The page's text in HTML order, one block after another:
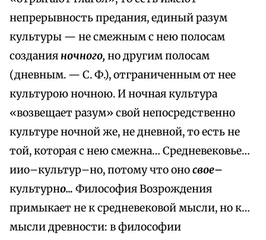
непрерывность предания, единый разум
культуры — не смежным с нею полосам
созданияночного, но другим полосам
(дневным. — С. Ф.), отграниченным от нее
культурою ночною. И ночная культура
«возвещает разум» свой непосредственно
культуре ночной же, не дневной, то есть не
той, которая с нею смежна… Средневековье…
иио–культур–но, потому что оносвое–
культурно… Философия Возрождения
примыкает не к средневековой мысли, но к…
мысли древности: в философии